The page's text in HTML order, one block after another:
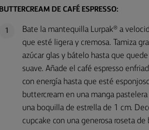
BUTTERCREAM DE CAFÉ ESPRESSO:
1
Bate la mantequilla Lurpak® a
que esté ligera y cremosa. Tamiza
azúcar glas y bátelo hasta que
suave. Añade el café espresso
con energía hasta que esté
buttercream en una manga
una boquilla de estrella de 1 cm.
cupcake con una generosa roseta de